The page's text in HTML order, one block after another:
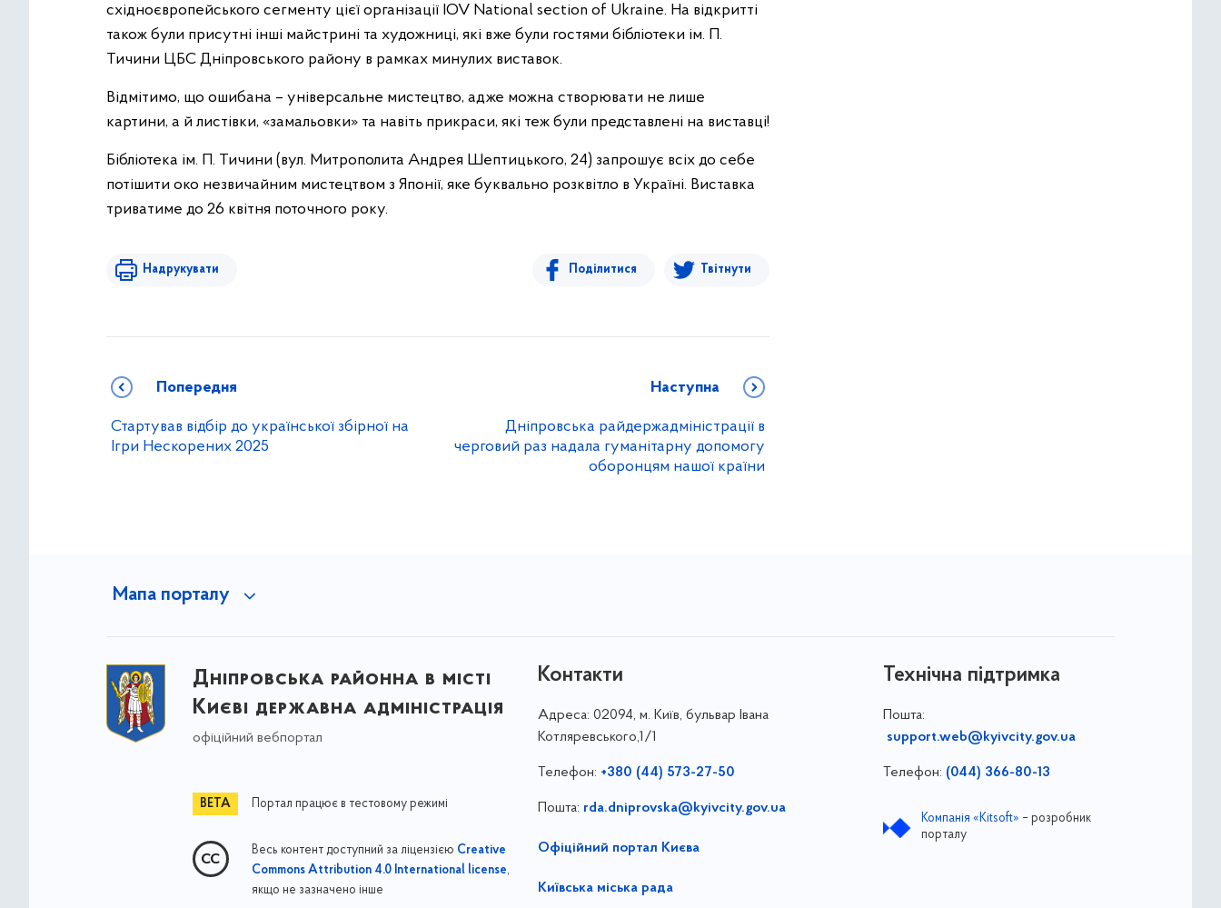
східноєвропейського сегменту цієї організації IOV National section of Ukraine. На відкритті
також були присутні інші майстрині та художниці, які вже були гостями бібліотеки ім. П.
Тичини ЦБС Дніпровського району в рамках минулих виставок.
Відмітимо, що ошибана – універсальне мистецтво, адже можна створювати не лише
картини, а й листівки, «замальовки» та навіть прикраси, які теж були представлені на виставці!
Бібліотека ім. П. Тичини (вул. Митрополита Андрея Шептицького, 24) запрошує всіх до себе
потішити око незвичайним мистецтвом з Японії, яке буквально розквітло в Україні. Виставка
триватиме до 26 квітня поточного року.
Надрукувати Поділитися Твітнути
Попередня
Стартував відбір до української збірної на
Ігри Нескорених 2025
Наступна
Дніпровська райдержадміністрації в
черговий раз надала гуманітарну допомогу
оборонцям нашої країни
Мапа порталу
Дніпровська районна в місті
Києві державна адміністрація
офіційний вебпортал
Портал працює в тестовому режимі
Весь контент доступний за ліцензією Creative
Commons Attribution 4.0 International license,
якщо не зазначено інше
Контакти
Адреса: 02094, м. Київ, бульвар Івана
Котляревського,1/1
Телефон: +380 (44) 573-27-50
Пошта: rda.dniprovska@kyivcity.gov.ua
Офіційний портал Києва
Київська міська рада
Технічна підтримка
Пошта:
support.web@kyivcity.gov.ua
Телефон: (044) 366-80-13
Компанія «Kitsoft» – розробник
порталу